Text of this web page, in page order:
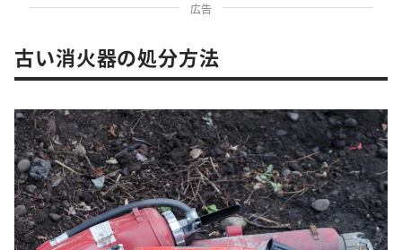
広告
古い消火器の処分方法